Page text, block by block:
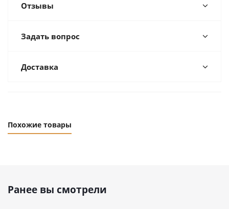
Отзывы
Задать вопрос
Доставка
Похожие товары
Ранее вы смотрели